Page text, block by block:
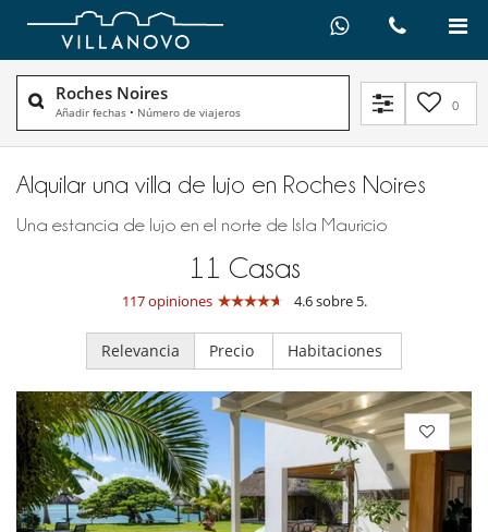
Roches Noires
Añadir fechas • Número de viajeros 0
Alquilar una villa de lujo en Roches Noires
Una estancia de lujo en el norte de Isla Mauricio
11 Casas
117 opiniones 4.6 sobre 5.
Relevancia Precio Habitaciones